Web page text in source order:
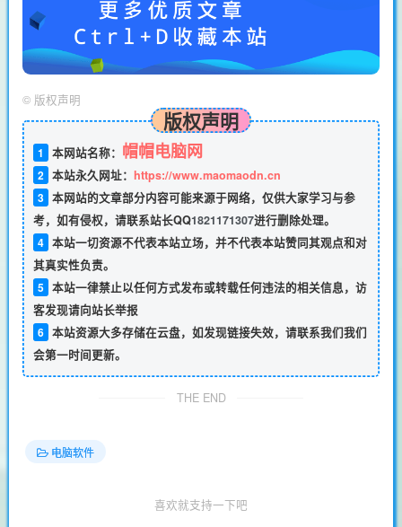
© 版权声明
版权声明
1 本网站名称： 帽帽电脑网
2 本站永久网址： https://www.maomaodn.cn
3 本网站的文章部分内容可能来源于网络，仅供大家学习与参
考，如有侵权，请联系站长QQ1821171307进行删除处理。
4 本站一切资源不代表本站立场，并不代表本站赞同其观点和对
其真实性负责。
5 本站一律禁止以任何方式发布或转载任何违法的相关信息，访
客发现请向站长举报
6 本站资源大多存储在云盘，如发现链接失效，请联系我们我们
会第一时间更新。
THE END
电脑软件
喜欢就支持一下吧